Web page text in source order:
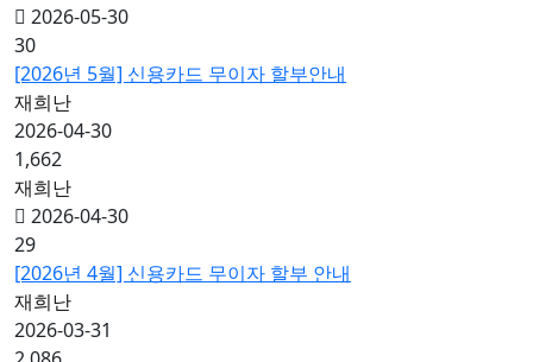
2026-05-30
30
[2026년 5월] 신용카드 무이자 할부안내
재희난
2026-04-30
1,662
재희난
2026-04-30
29
[2026년 4월] 신용카드 무이자 할부 안내
재희난
2026-03-31